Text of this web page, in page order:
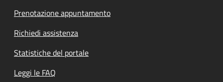
Prenotazione appuntamento
Richiedi assistenza
Statistiche del portale
Leggi le FAQ